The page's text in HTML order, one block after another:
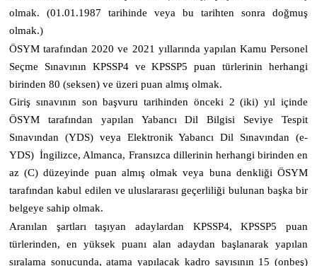
olmak. (01.01.1987 tarihinde veya bu tarihten sonra doğmuş
olmak.)
ÖSYM tarafından 2020 ve 2021 yıllarında yapılan Kamu Personel
Seçme Sınavının KPSSP4 ve KPSSP5 puan türlerinin herhangi
birinden 80 (seksen) ve üzeri puan almış olmak.
Giriş sınavının son başvuru tarihinden önceki 2 (iki) yıl içinde
ÖSYM tarafından yapılan Yabancı Dil Bilgisi Seviye Tespit
Sınavından (YDS) veya Elektronik Yabancı Dil Sınavından (e-
YDS) İngilizce, Almanca, Fransızca dillerinin herhangi birinden en
az (C) düzeyinde puan almış olmak veya buna denkliği ÖSYM
tarafından kabul edilen ve uluslararası geçerliliği bulunan başka bir
belgeye sahip olmak.
Aranılan şartları taşıyan adaylardan KPSSP4, KPSSP5 puan
türlerinden, en yüksek puanı alan adaydan başlanarak yapılan
sıralama sonucunda, atama yapılacak kadro sayısının 15 (onbeş)